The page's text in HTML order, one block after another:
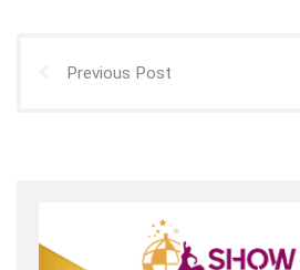
Previous Post